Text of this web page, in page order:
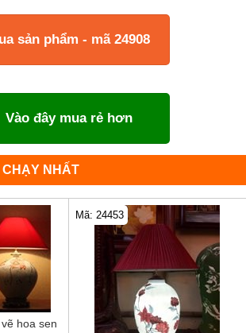
sản phẩm - mã 24908
Vào đây mua rẻ hơn
NHẤT
hoa sen
Mã: 24453